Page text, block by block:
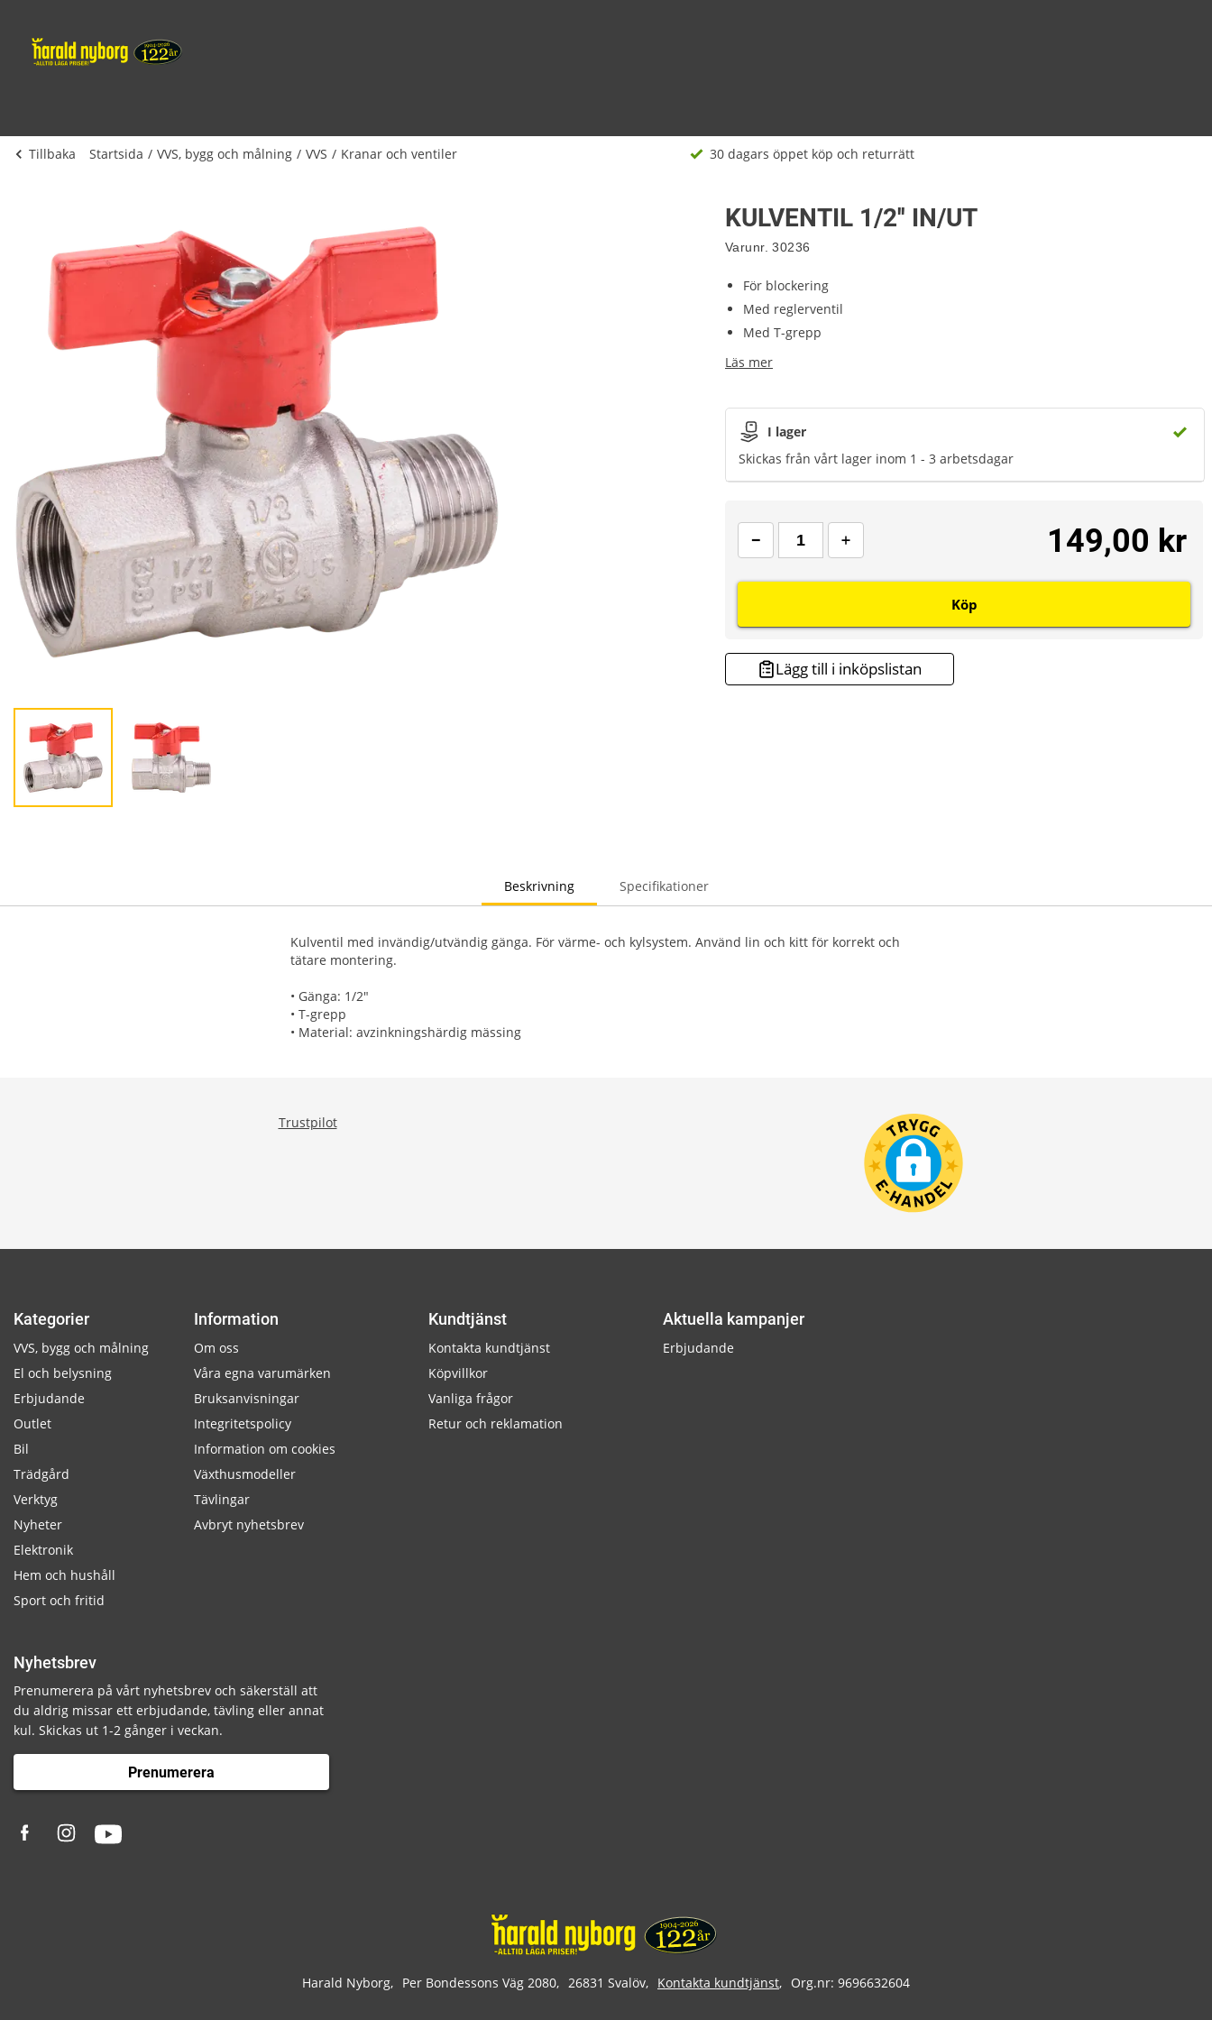
Tillbaka Startsida VVS, bygg och målning VVS Kranar och ventiler 30 dagars öppet köp och returrätt
KULVENTIL 1/2'' IN/UT
Varunr. 30236
För blockering
Med reglerventil
Med T-grepp
Läs mer
I lager
Skickas från vårt lager inom 1 - 3 arbetsdagar
149,00 kr
Köp
Lägg till i inköpslistan
Beskrivning Specifikationer
Kulventil med invändig/utvändig gänga. För värme- och kylsystem. Använd lin och kitt för korrekt och
tätare montering.
• Gänga: 1/2"
• T-grepp
• Material: avzinkningshärdig mässing
Trustpilot
Kategorier
VVS, bygg och målning
El och belysning
Erbjudande
Outlet
Bil
Trädgård
Verktyg
Nyheter
Elektronik
Hem och hushåll
Sport och fritid
Information
Om oss
Våra egna varumärken
Bruksanvisningar
Integritetspolicy
Information om cookies
Växthusmodeller
Tävlingar
Avbryt nyhetsbrev
Kundtjänst
Kontakta kundtjänst
Köpvillkor
Vanliga frågor
Retur och reklamation
Aktuella kampanjer
Erbjudande
Nyhetsbrev
Prenumerera på vårt nyhetsbrev och säkerställ att
du aldrig missar ett erbjudande, tävling eller annat
kul. Skickas ut 1-2 gånger i veckan.
Prenumerera
Harald Nyborg Per Bondessons Väg 2080 26831 Svalöv Kontakta kundtjänst Org.nr: 9696632604